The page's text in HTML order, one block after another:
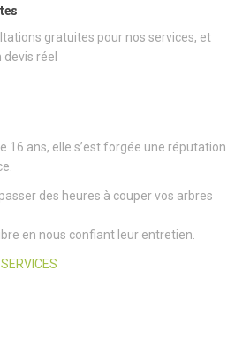
gratuites pour nos services, et
réel
16 ans, elle s’est forgée une réputation
des heures à couper vos arbres
en nous confiant leur entretien.